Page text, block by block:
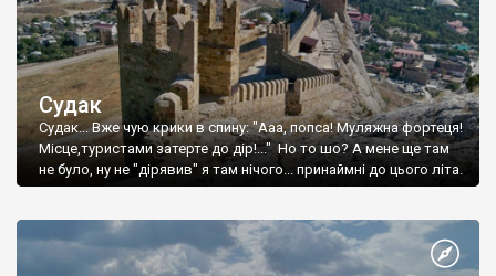
Судак
Судак... Вже чую крики в спину: "Ааа, попса! Муляжна фортеця!
Місце,туристами затерте до дір!..." Но то шо? А мене ще там
не було, ну не "дірявив" я там нічого... принаймні до цього літа.